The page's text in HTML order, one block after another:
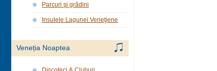
Parcuri şi grădini
Insulele Lagunei Veneţiene
Veneția Noaptea